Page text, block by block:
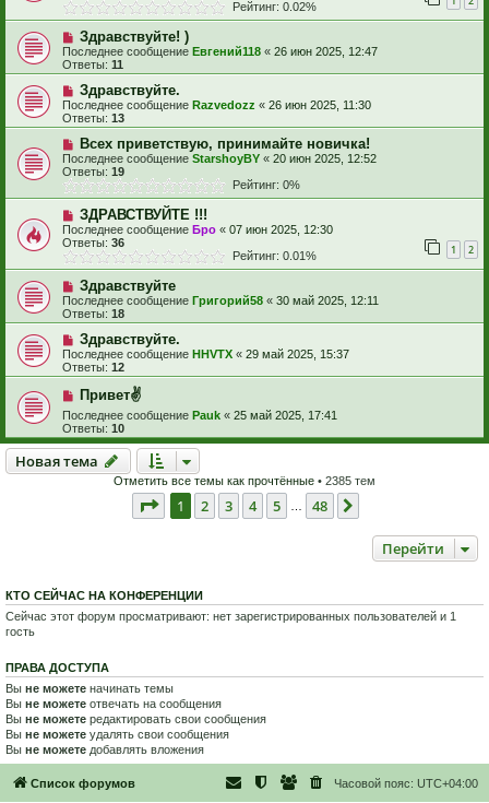
Рейтинг: 0.02%
Здравствуйте! )
Последнее сообщение Евгений118 « 26 июн 2025, 12:47
Ответы: 11
Здравствуйте.
Последнее сообщение Razvedozz « 26 июн 2025, 11:30
Ответы: 13
Всех приветствую, принимайте новичка!
Последнее сообщение StarshoyBY « 20 июн 2025, 12:52
Ответы: 19
Рейтинг: 0%
ЗДРАВСТВУЙТЕ !!!
Последнее сообщение Бро « 07 июн 2025, 12:30
Ответы: 36 1 2
Рейтинг: 0.01%
Здравствуйте
Последнее сообщение Григорий58 « 30 май 2025, 12:11
Ответы: 18
Здравствуйте.
Последнее сообщение HHVTX « 29 май 2025, 15:37
Ответы: 12
Привет✌️
Последнее сообщение Pauk « 25 май 2025, 17:41
Ответы: 10
Новая тема
Новаятема
Отметить все темы как прочтённые • 2385 тем
Страница из 48
1 2 3 4 5 … 48
Перейти
КТО СЕЙЧАС НА КОНФЕРЕНЦИИ
Сейчас этот форум просматривают: нет зарегистрированных пользователей и 1
гость
ПРАВА ДОСТУПА
Вы не можете начинать темы
Вы не можете отвечать на сообщения
Вы не можете редактировать свои сообщения
Вы не можете удалять свои сообщения
Вы не можете добавлять вложения
Список форумов Часовой пояс: UTC+04:00